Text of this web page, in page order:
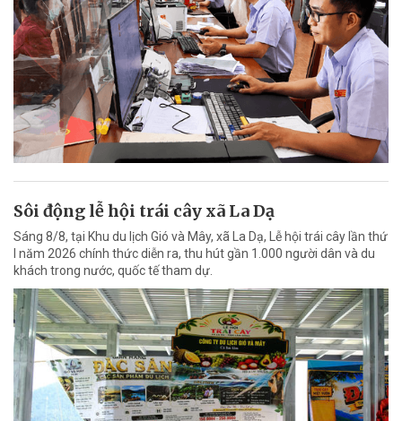
Sôi động lễ hội trái cây xã La Dạ
Sáng 8/8, tại Khu du lịch Gió và Mây, xã La Dạ, Lễ hội trái cây lần thứ
I năm 2026 chính thức diễn ra, thu hút gần 1.000 người dân và du
khách trong nước, quốc tế tham dự.